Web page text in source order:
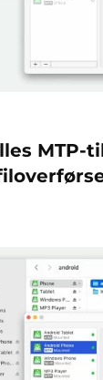
MTP-